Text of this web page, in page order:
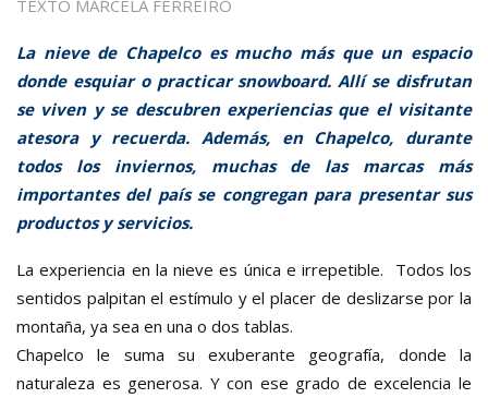
TEXTO MARCELA FERREIRO
La nieve de Chapelco es mucho más que un espacio
donde esquiar o practicar snowboard. Allí se disfrutan
se viven y se descubren experiencias que el visitante
atesora y recuerda. Además, en Chapelco, durante
todos los inviernos, muchas de las marcas más
importantes del país se congregan para presentar sus
productos y servicios.
La experiencia en la nieve es única e irrepetible. Todos los
sentidos palpitan el estímulo y el placer de deslizarse por la
montaña, ya sea en una o dos tablas.
Chapelco le suma su exuberante geografía, donde la
naturaleza es generosa. Y con ese grado de excelencia le